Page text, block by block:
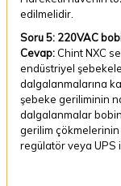
edilmelidir.
Soru 5: 220VAC
Cevap: Chint NXC
endüstriyel
dalgalanmalarına
şebeke geriliminin
dalgalanmalar
gerilim çökmelerinin
regülatör veya UPS